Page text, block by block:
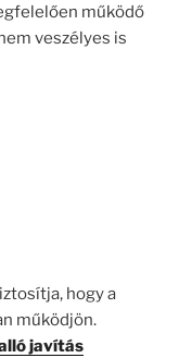
működő
veszélyes is
hogy a
működjön.
javítás